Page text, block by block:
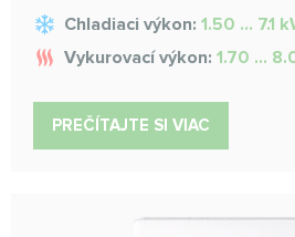
Chladiaci výkon: 1.50 ... 7.1
Vykurovací výkon: 1.70 ...
PREČÍTAJTE SI VIAC